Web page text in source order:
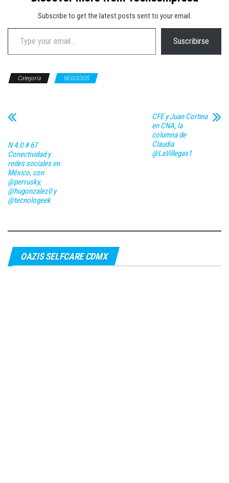
Subscribe to get the latest posts sent to your email.
Type your email…
Suscribirse
Categoría NEGOCIOS
N 4.0 # 67
Conectividad y
redes sociales en
México, con
@perrusky,
@hugonzalez0 y
@tecnologeek
CFE y Juan Cortina
en CNA, la
columna de
Claudia
@LaVillegas1
OAZIS SELFCARE CDMX